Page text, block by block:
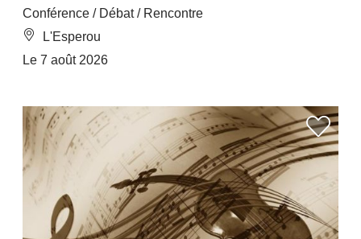
Conférence / Débat / Rencontre
L'Esperou
Le 7 août 2026